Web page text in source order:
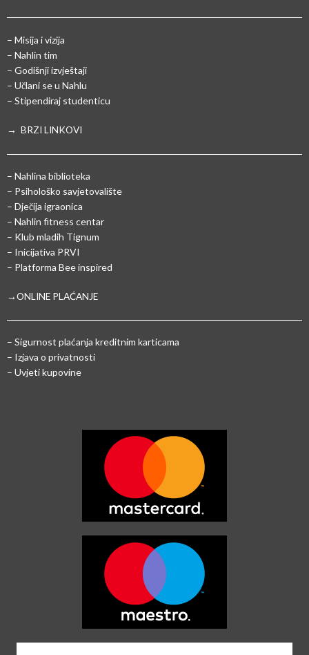
– Misija i vizija
– Nahlin tim
– Godišnji izvještaji
– Učlani se u Nahlu
– Stipendiraj studenticu
→ BRZI LINKOVI
– Nahlina biblioteka
– Psihološko savjetovalište
– Dječija igraonica
– Nahlin fitness centar
– Klub mladih Tignum
– Inicijativa PRVI
– Platforma Bee inspired
→ONLINE PLAĆANJE
– Sigurnost plaćanja kreditnim karticama
– Izjava o privatnosti
– Uvjeti kupovine